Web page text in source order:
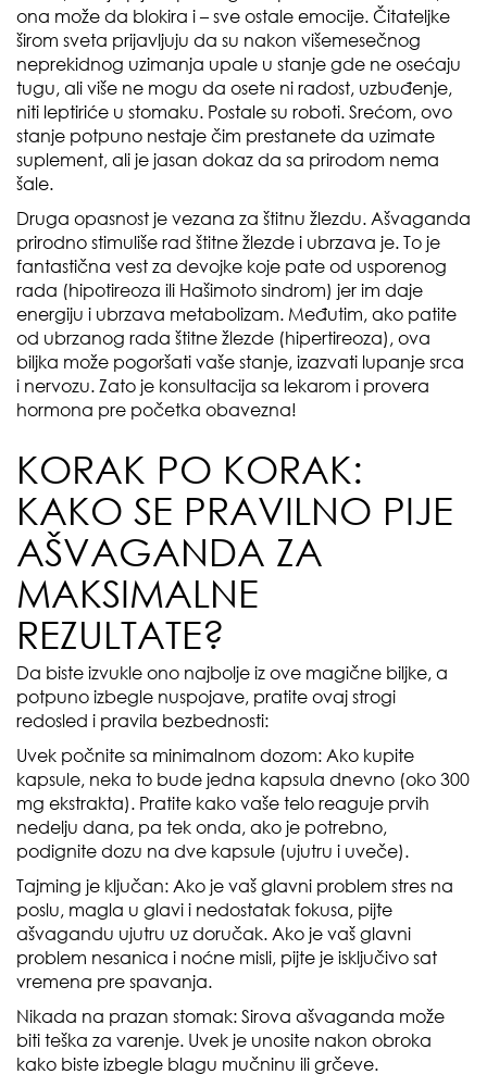
ona može da blokira i – sve ostale emocije. Čitateljke
širom sveta prijavljuju da su nakon višemesečnog
neprekidnog uzimanja upale u stanje gde ne osećaju
tugu, ali više ne mogu da osete ni radost, uzbuđenje,
niti leptiriće u stomaku. Postale su roboti. Srećom, ovo
stanje potpuno nestaje čim prestanete da uzimate
suplement, ali je jasan dokaz da sa prirodom nema
šale.
Druga opasnost je vezana za štitnu žlezdu. Ašvaganda
prirodno stimuliše rad štitne žlezde i ubrzava je. To je
fantastična vest za devojke koje pate od usporenog
rada (hipotireoza ili Hašimoto sindrom) jer im daje
energiju i ubrzava metabolizam. Međutim, ako patite
od ubrzanog rada štitne žlezde (hipertireoza), ova
biljka može pogoršati vaše stanje, izazvati lupanje srca
i nervozu. Zato je konsultacija sa lekarom i provera
hormona pre početka obavezna!
KORAK PO KORAK:
KAKO SE PRAVILNO PIJE
AŠVAGANDA ZA
MAKSIMALNE
REZULTATE?
Da biste izvukle ono najbolje iz ove magične biljke, a
potpuno izbegle nuspojave, pratite ovaj strogi
redosled i pravila bezbednosti:
Uvek počnite sa minimalnom dozom: Ako kupite
kapsule, neka to bude jedna kapsula dnevno (oko 300
mg ekstrakta). Pratite kako vaše telo reaguje prvih
nedelju dana, pa tek onda, ako je potrebno,
podignite dozu na dve kapsule (ujutru i uveče).
Tajming je ključan: Ako je vaš glavni problem stres na
poslu, magla u glavi i nedostatak fokusa, pijte
ašvagandu ujutru uz doručak. Ako je vaš glavni
problem nesanica i noćne misli, pijte je isključivo sat
vremena pre spavanja.
Nikada na prazan stomak: Sirova ašvaganda može
biti teška za varenje. Uvek je unosite nakon obroka
kako biste izbegle blagu mučninu ili grčeve.